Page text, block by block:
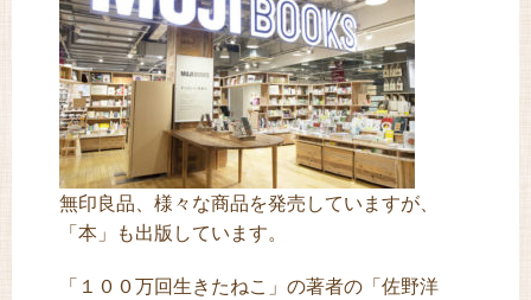
無印良品、様々な商品を発売していますが、
「本」も出版しています。
「１００万回生きたねこ」の著者の「佐野洋